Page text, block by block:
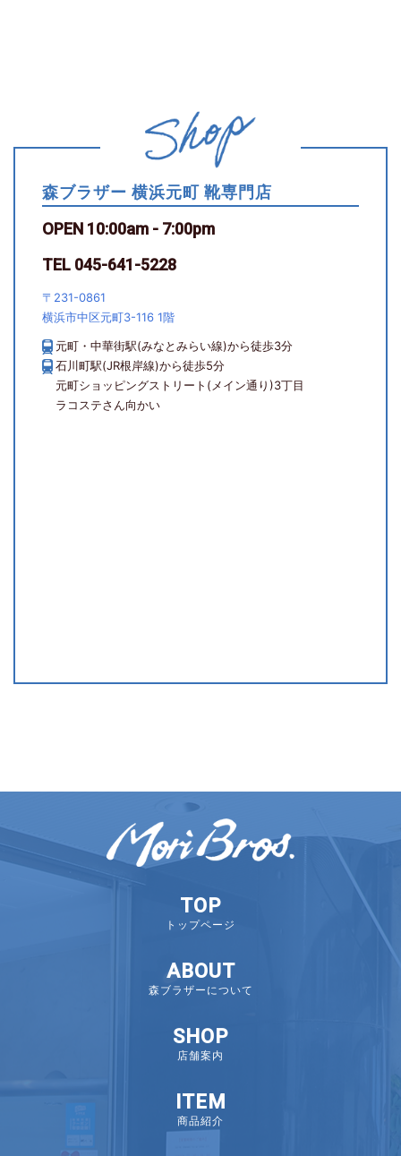
森ブラザー 横浜元町 靴専門店
OPEN 10:00am - 7:00pm
TEL 045-641-5228
〒231-0861
横浜市中区元町3-116 1階
元町・中華街駅(みなとみらい線)から徒歩3分
石川町駅(JR根岸線)から徒歩5分
元町ショッピングストリート(メイン通り)3丁目
ラコステさん向かい
TOP
トップページ
ABOUT
森ブラザーについて
SHOP
店舗案内
ITEM
商品紹介